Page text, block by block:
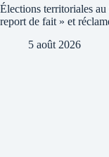
Élections territoriales
report de fait » et
5 août 2026